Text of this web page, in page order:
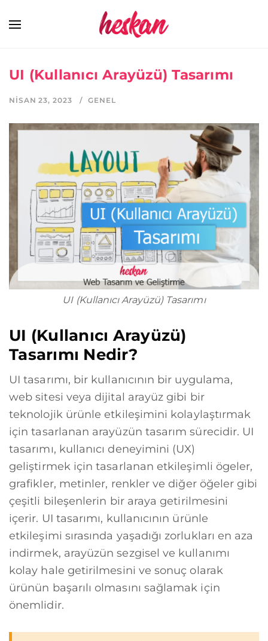
UI (Kullanıcı Arayüzü) Tasarımı
NISAN 23, 2023 GENEL
UI (Kullanıcı Arayüzü) Tasarımı
UI (Kullanıcı Arayüzü)
Tasarımı Nedir?
UI tasarımı, bir kullanıcının bir uygulama,
web sitesi veya dijital arayüz gibi bir
teknolojik ürünle etkileşimini kolaylaştırmak
için tasarlanan arayüzün tasarım sürecidir. UI
tasarımı, kullanıcı deneyimini (UX)
geliştirmek için tasarlanan etkileşimli ögeler,
grafikler, metinler, renkler ve diğer öğeler gibi
çeşitli bileşenlerin bir araya getirilmesini
içerir. UI tasarımı, kullanıcının ürünle
etkileşimi sırasında yaşadığı zorlukları en aza
indirmek, arayüzün sezgisel ve kullanımı
kolay hale getirilmesini ve sonuç olarak
ürünün başarılı olmasını sağlamak için
önemlidir.